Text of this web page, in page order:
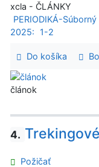
xcla - ČLÁNKY
PERIODIKÁ-
2025:
1-2
Do košíka
článok
4.
Požičať